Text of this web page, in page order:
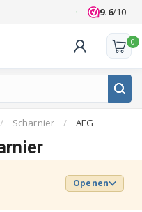
Klanten
9.6/10
0
/ Scharnier / AEG
Openen